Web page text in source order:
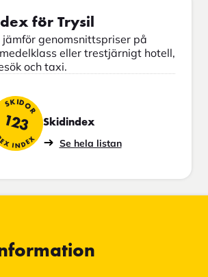
för Trysil
jämför genomsnittspriser på
eller trestjärnigt hotell,
och taxi.
SKIDOR
123
INDEX
Skidindex
Se hela listan